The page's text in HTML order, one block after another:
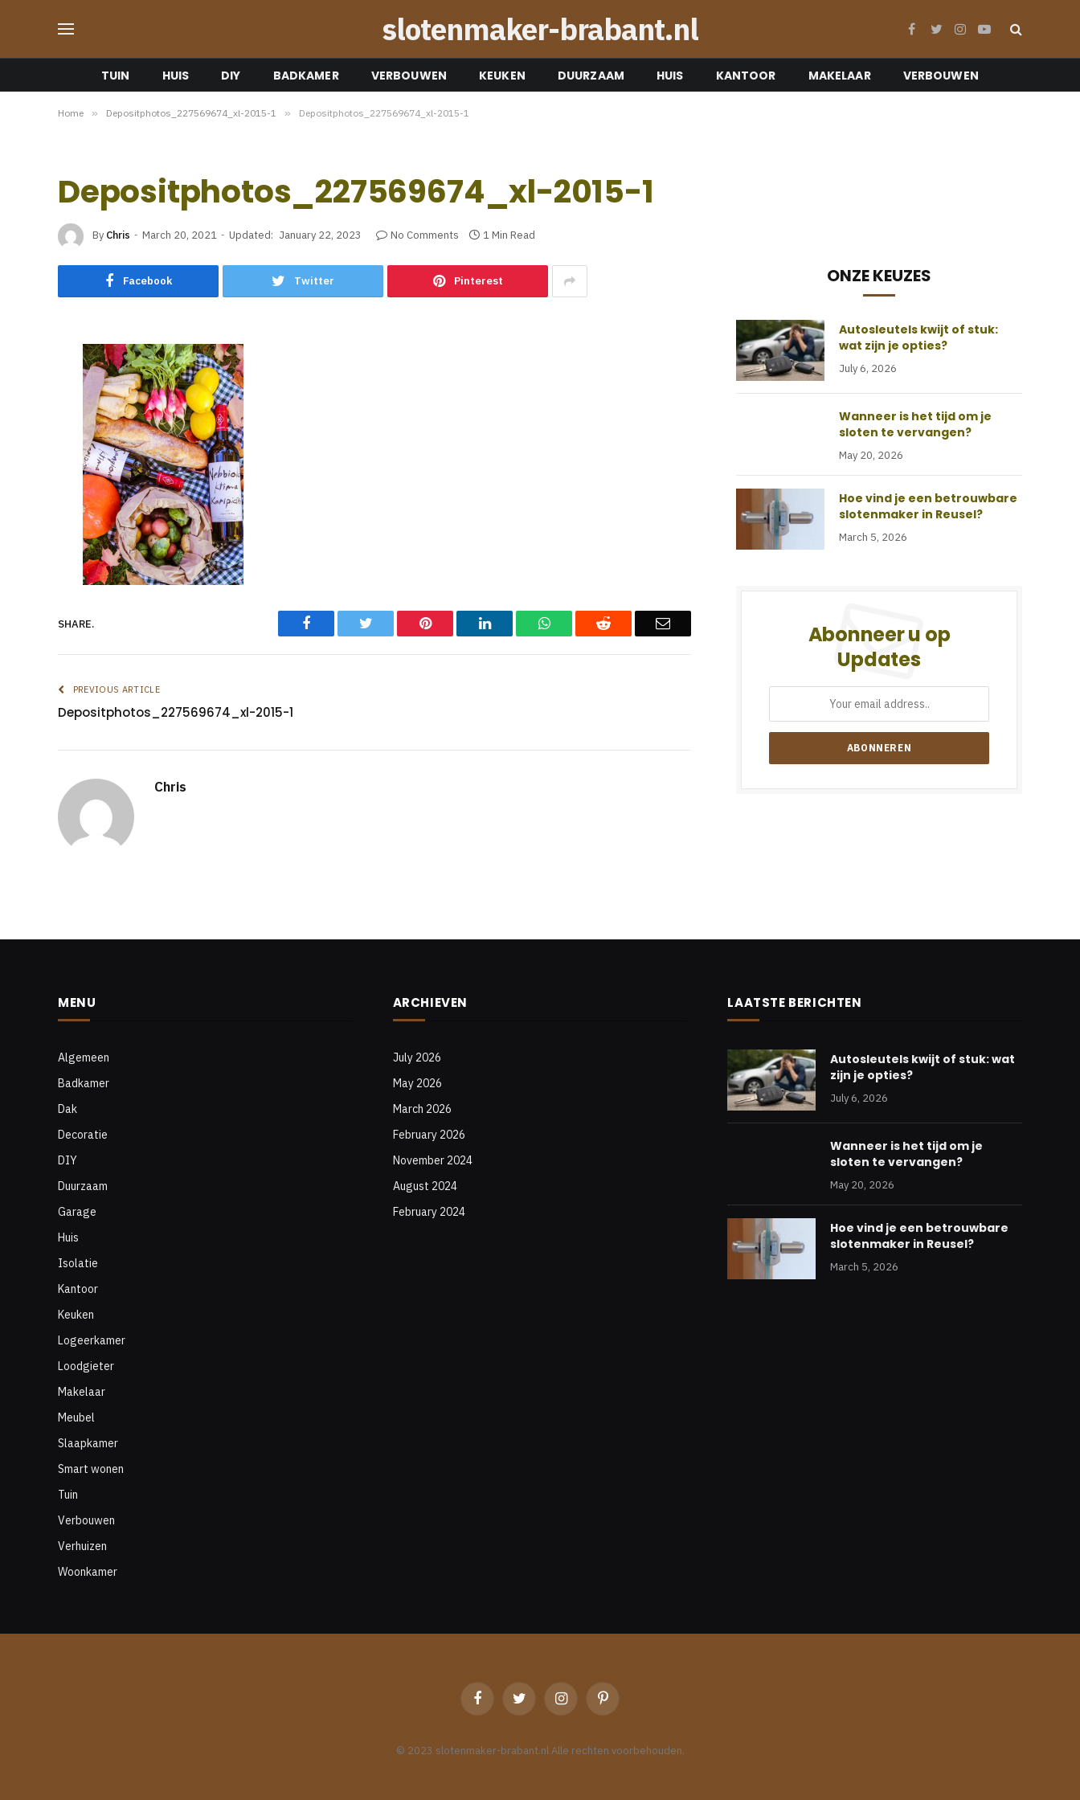
slotenmaker-brabant.nl Facebook
TwitterInstagram
YouTube
TUIN HUIS DIY BADKAMER VERBOUWEN KEUKEN DUURZAAM HUIS KANTOOR MAKELAAR VERBOUWEN
Home » Depositphotos_227569674_xl-2015-1 » Depositphotos_227569674_xl-2015-1
Depositphotos_227569674_xl-2015-1
By Chris March 20, 2021 Updated: January 22, 2023 No Comments 1 Min Read
Facebook Twitter Pinterest
SHARE. Facebook Twitter Pinterest LinkedIn WhatsAppReddit Email
PREVIOUS ARTICLE
Depositphotos_227569674_xl-2015-1
Chris
ONZE KEUZES
Autosleutels kwijt of stuk:
wat zijn je opties?
July 6, 2026
Wanneer is het tijd om je
sloten te vervangen?
May 20, 2026
Hoe vind je een betrouwbare
slotenmaker in Reusel?
March 5, 2026
Abonneer u op
Updates
MENU
Algemeen
Badkamer
Dak
Decoratie
DIY
Duurzaam
Garage
Huis
Isolatie
Kantoor
Keuken
Logeerkamer
Loodgieter
Makelaar
Meubel
Slaapkamer
Smart wonen
Tuin
Verbouwen
Verhuizen
Woonkamer
ARCHIEVEN
July 2026
May 2026
March 2026
February 2026
November 2024
August 2024
February 2024
LAATSTE BERICHTEN
Autosleutels kwijt of stuk: wat
zijn je opties?
July 6, 2026
Wanneer is het tijd om je
sloten te vervangen?
May 20, 2026
Hoe vind je een betrouwbare
slotenmaker in Reusel?
March 5, 2026
FacebookTwitter InstagramPinterest
© 2023 slotenmaker-brabant.nl Alle rechten voorbehouden.